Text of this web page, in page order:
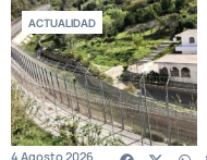
ACTUALIDAD
4 Agosto 2026